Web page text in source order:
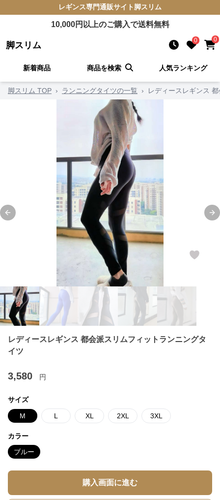
レギンス専門通販サイト 脚スリム
10,000円以上のご購入で送料無料
脚スリム 0 0
新着商品 商品を検索 人気ランキング
脚スリム TOP › ランニングタイツの一覧 › レディースレギンス
Previous slide
レディースレギンス 都会派スリムフィットランニングタ
イツ
3,580 円
サイズ
M L XL 2XL 3XL
カラー
ブルー
購入画面に進む